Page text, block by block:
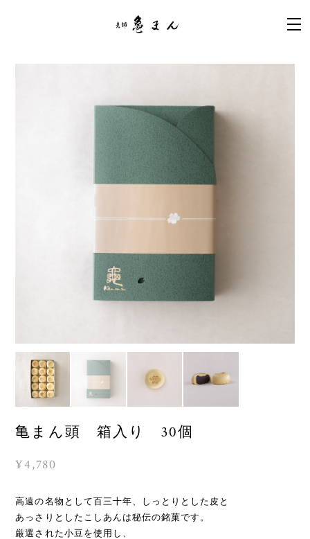
亀まん頭 箱入り 30個
¥4,780
高遠の名物として百三十年、しっとりとした皮と
あっさりとしたこしあんは秘伝の銘菓です。
厳選された小豆を使用し、